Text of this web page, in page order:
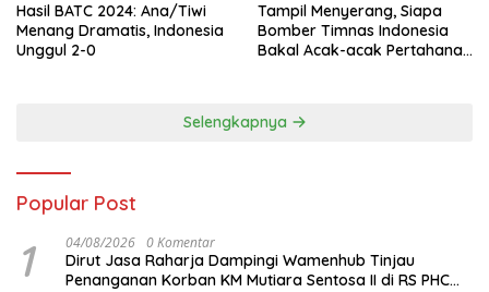
Hasil BATC 2024: Ana/Tiwi
Menang Dramatis, Indonesia
Unggul 2-0
Tampil Menyerang, Siapa
Bomber Timnas Indonesia
Bakal Acak-acak Pertahanan
Selengkapnya
Popular Post
1 04/08/2026 0 Komentar
Dirut Jasa Raharja Dampingi Wamenhub Tinjau
Penanganan Korban KM Mutiara Sentosa II di RS PHC